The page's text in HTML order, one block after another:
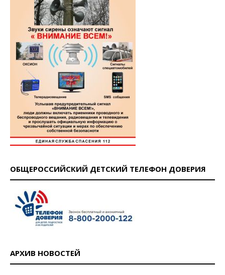
ОБЩЕРОССИЙСКИЙ ДЕТСКИЙ ТЕЛЕФОН ДОВЕРИЯ
АРХИВ НОВОСТЕЙ